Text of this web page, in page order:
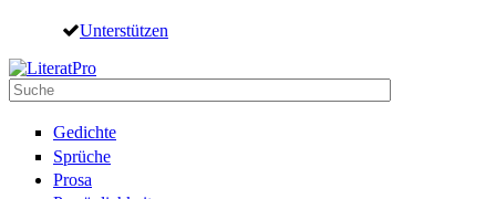
Direkt zum Inhalt
Unterstützen
Suche
Gedichte
Sprüche
Prosa